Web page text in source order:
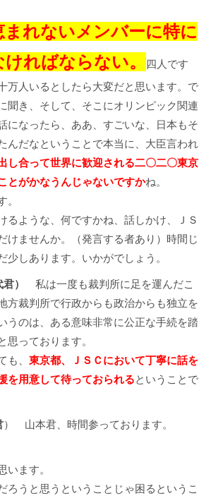
まれないメンバーに特に
ればならない。
四人です
万人いるとしたら大変だと思います。で
聞き、そして、そこにオリンピック関連
になったら、ああ、すごいな、日本もそ
んだなということで本当に、大臣言われ
し合って世界に歓迎される二〇二〇東京
とがかなうんじゃないですかね。
。
るような、何ですかね、話しかけ、ＪＳ
けませんか。（発言する者あり）時間じ
少しあります。いかがでしょう。
）
私は一度も裁判所に足を運んだこ
方裁判所で行政からも政治からも独立を
うのは、ある意味非常に公正な手続を踏
思っております。
も、 東京都、ＪＳＣにおいて丁寧に話を
を用意して待っておられるということで
） 山本君、時間参っております。
います。
ろうと思うということじゃ困るというこ